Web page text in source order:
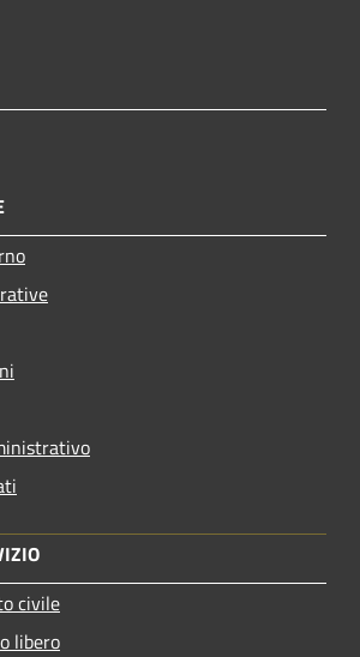
civile
libero